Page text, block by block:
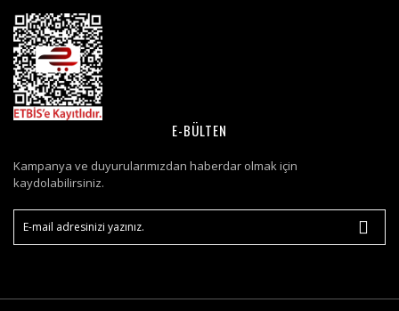
E-BÜLTEN
Kampanya ve duyurularımızdan haberdar olmak için
kaydolabilirsiniz.